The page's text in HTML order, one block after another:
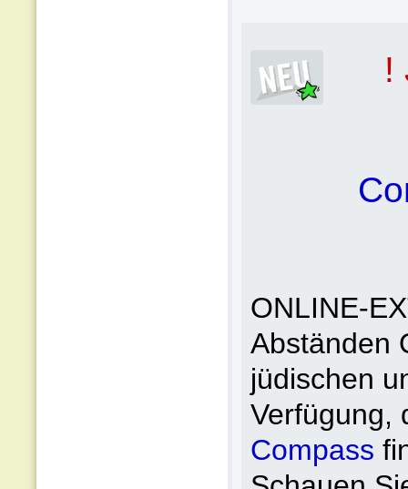
!
ONLINE-
Abständen
jüdischen
Verfügung,
Compass